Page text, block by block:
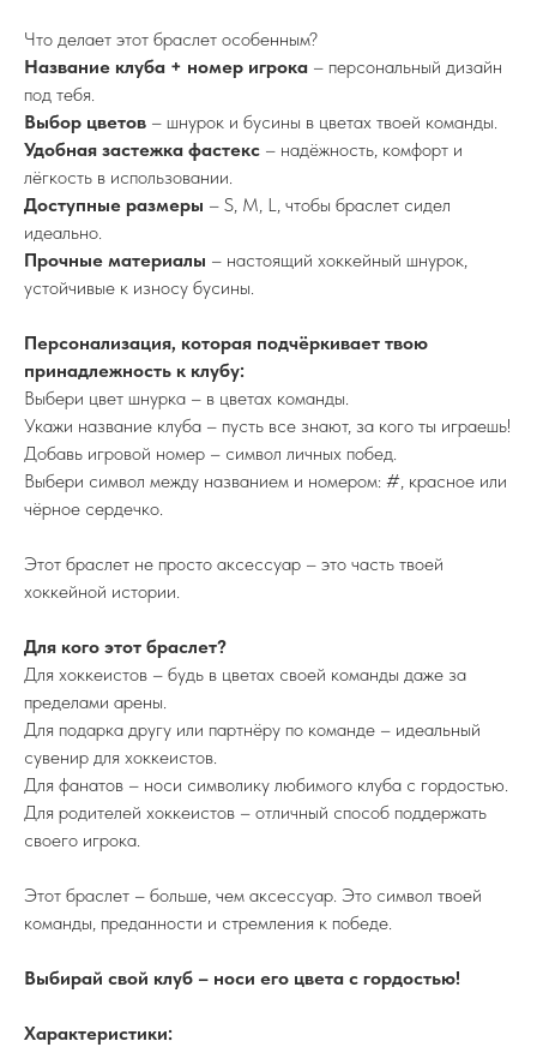
Что делает этот браслет особенным?
Название клуба + номер игрока – персональный дизайн
под тебя.
Выбор цветов – шнурок и бусины в цветах твоей команды.
Удобная застежка фастекс – надёжность, комфорт и
лёгкость в использовании.
Доступные размеры – S, M, L, чтобы браслет сидел
идеально.
Прочные материалы – настоящий хоккейный шнурок,
устойчивые к износу бусины.
Персонализация, которая подчёркивает твою
принадлежность к клубу:
Выбери цвет шнурка – в цветах команды.
Укажи название клуба – пусть все знают, за кого ты играешь!
Добавь игровой номер – символ личных побед.
Выбери символ между названием и номером: #, красное или
чёрное сердечко.
Этот браслет не просто аксессуар – это часть твоей
хоккейной истории.
Для кого этот браслет?
Для хоккеистов – будь в цветах своей команды даже за
пределами арены.
Для подарка другу или партнёру по команде – идеальный
сувенир для хоккеистов.
Для фанатов – носи символику любимого клуба с гордостью.
Для родителей хоккеистов – отличный способ поддержать
своего игрока.
Этот браслет – больше, чем аксессуар. Это символ твоей
команды, преданности и стремления к победе.
Выбирай свой клуб – носи его цвета с гордостью!
Характеристики: